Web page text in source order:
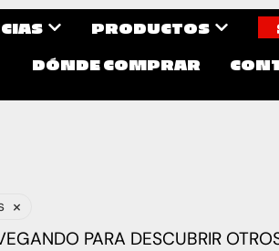
PRODUCTOS
DÓNDE COMPRAR
×
PARA DESCUBRIR